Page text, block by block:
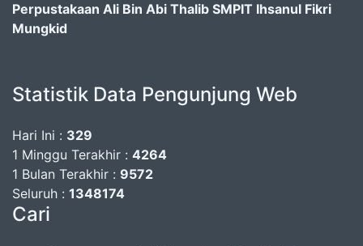
Perpustakaan Ali Bin Abi Thalib SMPIT Ihsanul Fikri
Mungkid
Statistik Data Pengunjung Web
Hari Ini : 329
1 Minggu Terakhir : 4264
1 Bulan Terakhir : 9572
Seluruh : 1348174
Cari